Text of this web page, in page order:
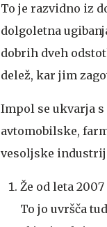
To je razvidno iz
dolgoletna
dobrih dveh
delež, kar jim
Impol se ukvarja
avtomobilske,
vesoljske
Že od leta
To jo uvršča